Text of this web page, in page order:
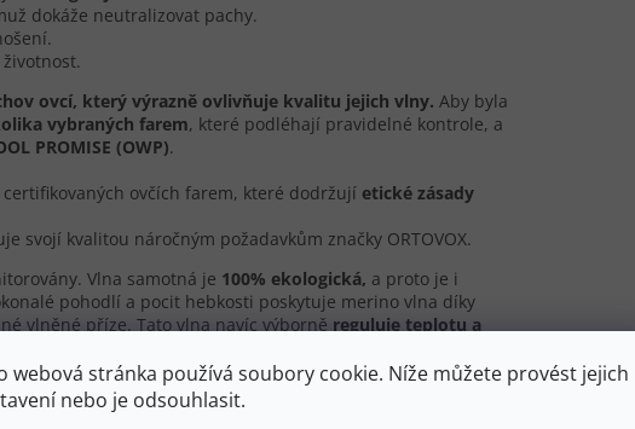
webová stránka používá soubory cookie. Níže můžete provést jejich
nebo je odsouhlasit.
dokáže neutralizovat pachy.
ovcí, který výrazně ovlivňuje kvalitu jejich vlny. Aby byla
vybraných farem, které podléhají pravidelné kontrole, a
PROMISE (OWP).
certifikovaných ovčích farem, které dodržují etické zásady
svojí kvalitou náročným požadavkům značky ORTOVOX.
Vlna samotná je 100% ekologická, a proto je i
pohodlí a pocit hebkosti poskytuje merino vlna díky
vlněné příze. Tato vlna navíc výborně reguluje teplotu a
podmínek. K tomu všemu Merino vlna díky svým
a je velmi snadné se o ni starat.